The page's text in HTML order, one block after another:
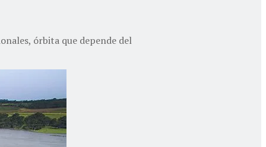
órbita que depende del